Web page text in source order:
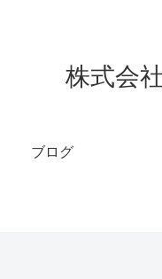
株式会
ブログ